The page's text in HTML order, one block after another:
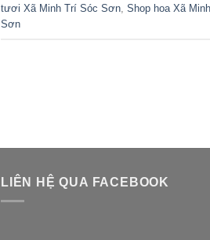
tươi Xã Minh Trí Sóc Sơn, Shop hoa Xã
Sơn
LIÊN HỆ QUA FACEBOOK